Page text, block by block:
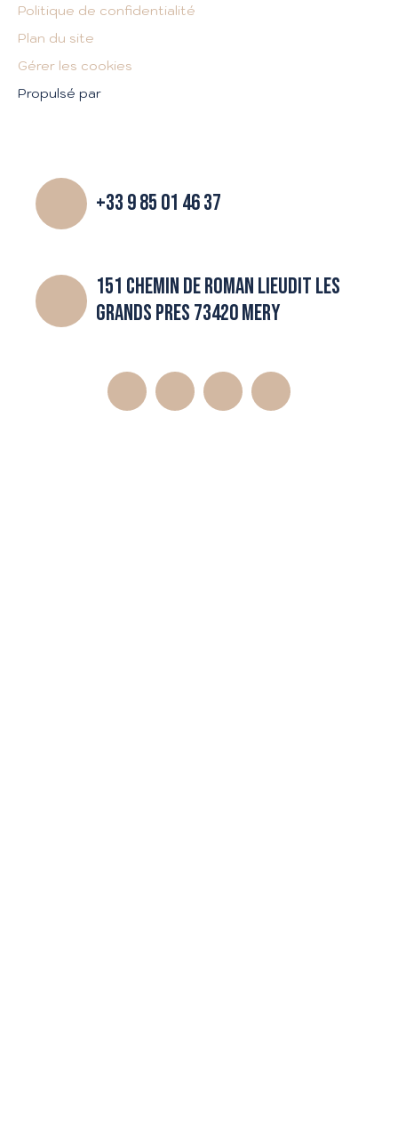
Politique de confidentialité
Plan du site
Gérer les cookies
Propulsé par
+33 9 85 01 46 37
151 CHEMIN DE ROMAN LIEUDIT LES
GRANDS PRES 73420 MERY